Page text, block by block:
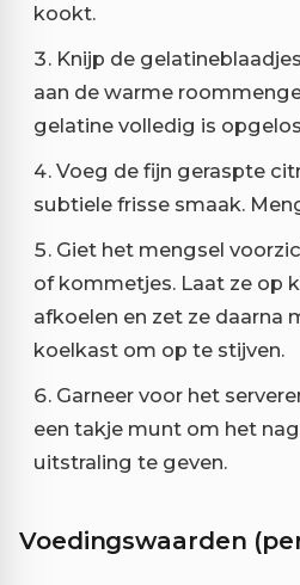
kookt.
Knijp de
aan de warme
gelatine volledig is
Voeg de fijn geraspte
subtiele frisse smaak.
Giet het mengsel
of kommetjes. Laat ze op
afkoelen en zet ze daarna
koelkast om op te stijven.
Garneer voor het
een takje munt om het
uitstraling te geven.
Voedingswaarden